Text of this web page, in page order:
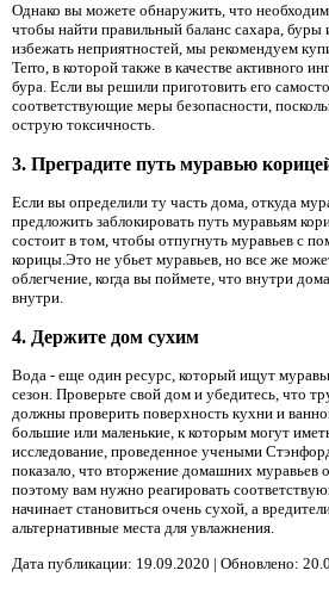
Однако вы можете обнаружить, что
чтобы найти правильный баланс сахара, буры
избежать неприятностей, мы рекомендуем
Terro, в которой также в качестве активного
бура. Если вы решили приготовить его
соответствующие меры безопасности,
острую токсичность.
3. Преградите путь муравью
Если вы определили ту часть дома, откуда
предложить заблокировать путь муравьям
состоит в том, чтобы отпугнуть муравьев с
корицы.Это не убьет муравьев, но все же
облегчение, когда вы поймете, что внутри
внутри.
4. Держите дом сухим
Вода - еще один ресурс, который ищут
сезон. Проверьте свой дом и убедитесь, что
должны проверить поверхность кухни и
большие или маленькие, к которым могут
исследование, проведенное учеными
показало, что вторжение домашних муравьев
поэтому вам нужно реагировать
начинает становиться очень сухой, а
альтернативные места для увлажнения.
Дата публикации: 19.09.2020 | Обновлено: